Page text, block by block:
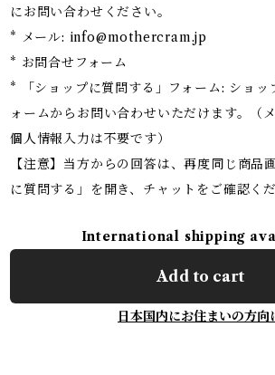
にお問い合わせください。
* メール: info@mothercram.jp
* お問合せフォーム
* 「ショップに質問する」フォーム: ショッ
ォームからお問い合わせいただけます。（
個人情報入力は不要です）
【注意】当方からの回答は、再度同じ商品
に質問する」を開き、チャットをご確認くだ
International shipping
Add to cart
日本国内にお住まいの方向